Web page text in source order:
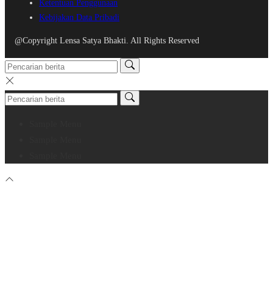
Ketentuan Penggunaan
Kebijakan Data Pribadi
@Copyright Lensa Satya Bhakti. All Rights Reserved